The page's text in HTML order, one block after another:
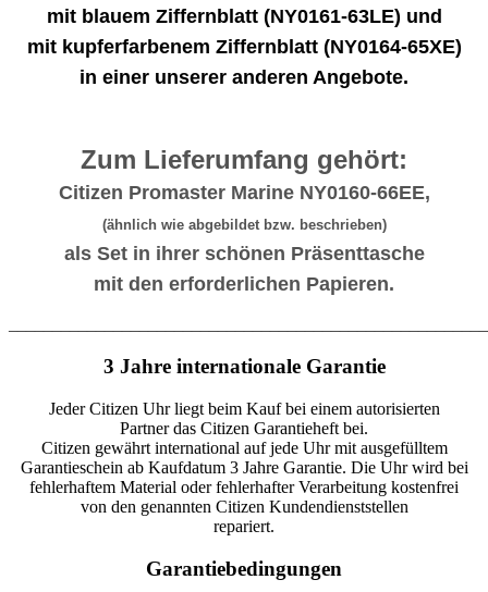
mit blauem Ziffernblatt (NY0161-63LE) und
mit kupferfarbenem Ziffernblatt (NY0164-65XE)
in einer unserer anderen Angebote.
Zum Lieferumfang gehört:
Citizen Promaster Marine NY0160-66EE,
(ähnlich wie abgebildet bzw. beschrieben)
als Set in ihrer schönen Präsenttasche
mit den erforderlichen Papieren.
3 Jahre internationale Garantie
Jeder Citizen Uhr liegt beim Kauf bei einem autorisierten
Partner das Citizen Garantieheft bei.
Citizen gewährt international auf jede Uhr mit ausgefülltem
Garantieschein ab Kaufdatum 3 Jahre Garantie. Die Uhr wird bei
fehlerhaftem Material oder fehlerhafter Verarbeitung kostenfrei
von den genannten Citizen Kundendienststellen
repariert.
Garantiebedingungen